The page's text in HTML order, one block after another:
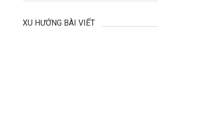
XU HƯỚNG BÀI VIẾT